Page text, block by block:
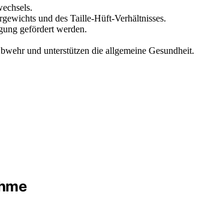
und des Taille-Hüft-Verhältnisses.
gefördert werden.
und unterstützen die allgemeine Gesundheit.